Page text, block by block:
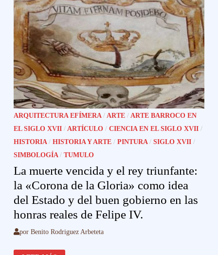
ARQUITECTURA EFÍMERA/ARTE /ARTE BARROCO EN
EL SIGLO XVII /ARTÍCULO /CIENCIA EN EL SIGLO XVII /
HISTORIA/HISTORIA Y ARTE /PINTURA/SIGLO XVII /
SIMBOLOGÍA/TUMULO
La muerte vencida y el rey triunfante:
la «Corona de la Gloria» como idea
del Estado y del buen gobierno en las
honras reales de Felipe IV.
porBenito Rodriguez Arbeteta
LA